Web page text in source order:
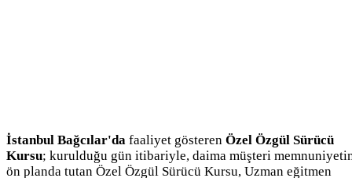
İstanbul Bağcılar'da faaliyet gösteren Özel Özgül Sürücü
Kursu; kurulduğu gün itibariyle, daima müşteri
ön planda tutan Özel Özgül Sürücü Kursu, Uzman eğitmen